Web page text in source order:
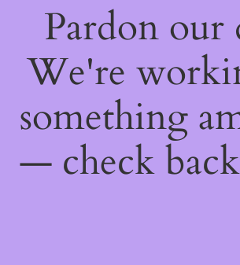
Pardon our
We're
something
— check